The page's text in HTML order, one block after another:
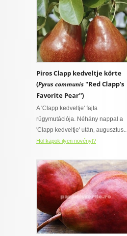
Piros Clapp kedveltje körte
(Pyrus communis''Red Clapp's
Favorite Pear'')
A 'Clapp kedveltje' fajta
rügymutációja. Néhány nappal a
'Clapp kedveltje' után, augusztus..
Hol kapok ilyen növényt?